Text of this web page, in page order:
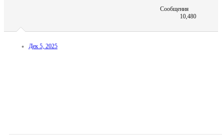
Сообщения
10,480
Дек 5, 2025